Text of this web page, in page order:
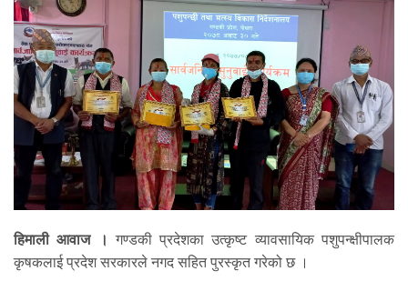
हिमाली आवाज । गण्डकी प्रदेशका उत्कृष्ट व्यावसायिक पशुपन्क्षीपालक
कृषकलाई प्रदेश सरकारले नगद सहित पुरस्कृत गरेको छ ।